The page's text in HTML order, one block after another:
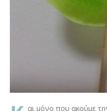
αι μόνο που ακούμε